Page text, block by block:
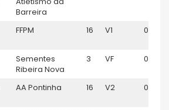
Barreira
FFPM 16 V1
Sementes
Ribeira Nova
3 VF
AA Pontinha 16 V2